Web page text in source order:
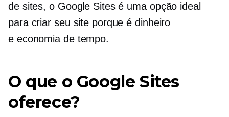
de sites, o Google Sites é uma opção ideal
para criar seu site porque é dinheiro
e economia de tempo.
O que o Google Sites
oferece?